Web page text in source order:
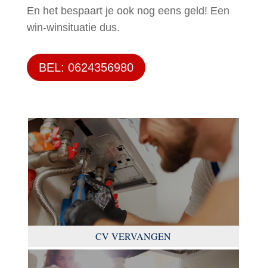
En het bespaart je ook nog eens geld! Een
win-winsituatie dus.
BEL: 0624356980
CV VERVANGEN